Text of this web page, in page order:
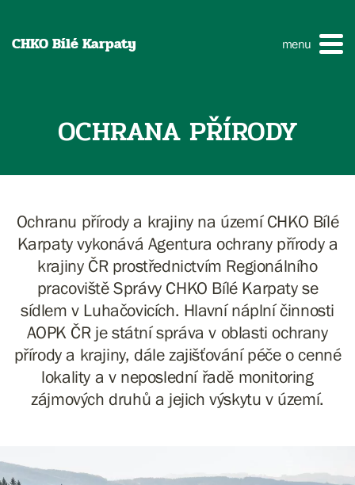
CHKO Bílé Karpaty menu
OCHRANA PŘÍRODY
Ochranu přírody a krajiny na území CHKO Bílé
Karpaty vykonává Agentura ochrany přírody a
krajiny ČR prostřednictvím Regionálního
pracoviště Správy CHKO Bílé Karpaty se
sídlem v Luhačovicích. Hlavní náplní činnosti
AOPK ČR je státní správa v oblasti ochrany
přírody a krajiny, dále zajišťování péče o cenné
lokality a v neposlední řadě monitoring
zájmových druhů a jejich výskytu v území.